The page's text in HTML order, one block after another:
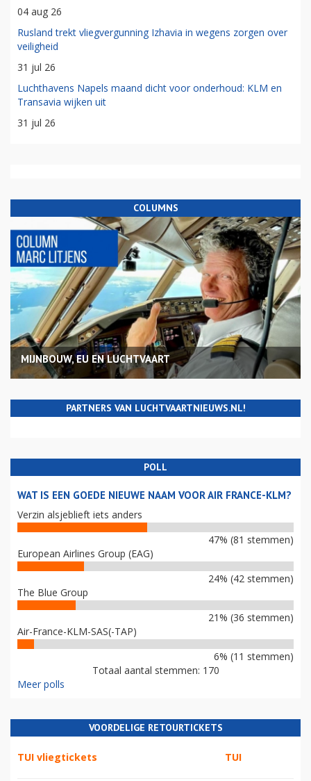
04 aug 26
Rusland trekt vliegvergunning Izhavia in wegens zorgen over
veiligheid
31 jul 26
Luchthavens Napels maand dicht voor onderhoud: KLM en
Transavia wijken uit
31 jul 26
COLUMNS
MIJNBOUW, EU EN LUCHTVAART
PARTNERS VAN LUCHTVAARTNIEUWS.NL!
POLL
WAT IS EEN GOEDE NIEUWE NAAM VOOR AIR FRANCE-KLM?
Verzin alsjeblieft iets anders
47% (81 stemmen)
European Airlines Group (EAG)
24% (42 stemmen)
The Blue Group
21% (36 stemmen)
Air-France-KLM-SAS(-TAP)
6% (11 stemmen)
Totaal aantal stemmen: 170
Meer polls
VOORDELIGE RETOURTICKETS
TUI vliegtickets TUI